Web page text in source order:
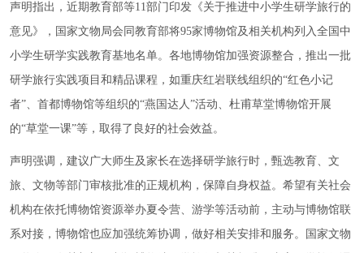
声明指出，近期教育部等11部门印发《关于推进中小学生研学旅行的
意见》，国家文物局会同教育部将95家博物馆及相关机构列入全国中
小学生研学实践教育基地名单。各地博物馆加强资源整合，推出一批
研学旅行实践项目和精品课程，如重庆红岩联线组织的“红色小记
者”、首都博物馆等组织的“燕国达人”活动、杜甫草堂博物馆开展
的“草堂一课”等，取得了良好的社会效益。
声明强调，建议广大师生及家长在选择研学旅行时，甄选教育、文
旅、文物等部门审核批准的正规机构，保障自身权益。希望有关社会
机构在依托博物馆资源举办夏令营、游学等活动前，主动与博物馆联
系对接，博物馆也应加强统筹协调，做好相关安排和服务。国家文物